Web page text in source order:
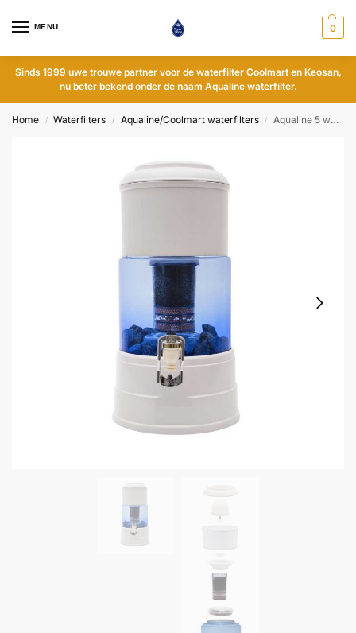
MENU 0
Sinds 1999 uwe trouwe partner voor de waterfilter Coolmart en Keosan,
nu beter bekend onder de naam Aqualine waterfilter.
Home / Waterfilters / Aqualine/Coolmart waterfilters / Aqualine 5 waterfilter – Glas – pH-neutraal